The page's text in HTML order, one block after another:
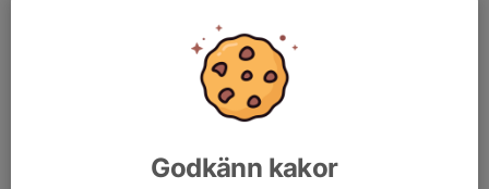
Godkänn kakor